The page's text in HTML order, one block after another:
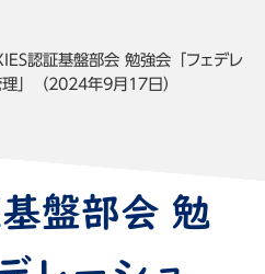
認証基盤部会 勉強会「フェデレ
理」（2024年9月17日）
盤部会 勉